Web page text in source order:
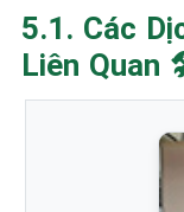
5.1. Các
Liên Quan